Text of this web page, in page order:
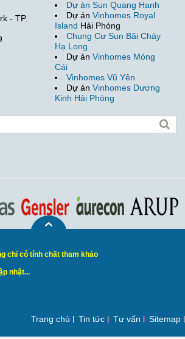
- TP.
Dự án Sun Quang Hanh
Dự án Vinhomes Royal
Island Hải Phòng
Chung Cư Sun Bãi Cháy
Hạ Long
Dự án Vinhomes Móng
Cái
Vinhomes Vũ Yên
Dự án Vinhomes Dương
Kinh Hải Phòng
chỉ có tính chất tham khảo
nhật...
Trang chủ Tin tức Tư vấn Sitemap